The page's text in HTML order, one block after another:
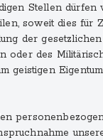
Stellen
soweit dies für
der
oder des
geistigen